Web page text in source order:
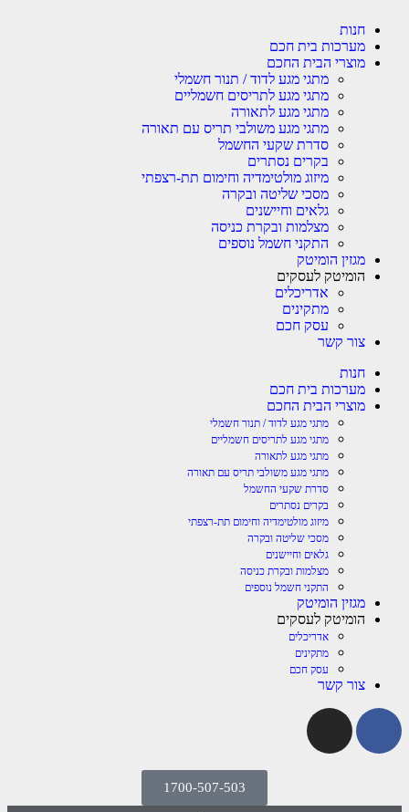
חנות
מערכות בית חכם
מוצרי הבית החכם
מתגי מגע לדוד / תנור חשמלי
מתגי מגע לתריסים חשמליים
מתגי מגע לתאורה
מתגי מגע משולבי תריס עם תאורה
סדרת שקעי החשמל
בקרים נסתרים
מיזוג מולטימדיה וחימום תת-רצפתי
מסכי שליטה ובקרה
גלאים וחיישנים
מצלמות ובקרת כניסה
התקני חשמל נוספים
מגזין הומיטק
הומיטק לעסקים
אדריכלים
מתקינים
עסק חכם
צור קשר
חנות
מערכות בית חכם
מוצרי הבית החכם
מתגי מגע לדוד / תנור חשמלי
מתגי מגע לתריסים חשמליים
מתגי מגע לתאורה
מתגי מגע משולבי תריס עם תאורה
סדרת שקעי החשמל
בקרים נסתרים
מיזוג מולטימדיה וחימום תת-רצפתי
מסכי שליטה ובקרה
גלאים וחיישנים
מצלמות ובקרת כניסה
התקני חשמל נוספים
מגזין הומיטק
הומיטק לעסקים
אדריכלים
מתקינים
עסק חכם
צור קשר
1700-507-503